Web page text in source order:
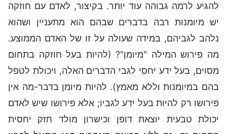
להגיע לרמה גבוהה עוד יותר. בקיצור, לאדם עם חוזקה
יש מיומנות רבה בדברים שבהם הוא מתעניין ושהוא
נלהב לגביהם, במידה שעולה על זו של האדם הממוצע.
מה פירוש המילה "מיומן"? (להיות בעל חוזקה בתחום
מסוים, בעל ידע יחסי לגבי הדברים האלה, ויכולת לטפל
בהם במיומנות וללא מאמץ). להיות מיומן בדבר-מה אין
פירושו רק להיות בעל ידע לגביו; אלא פירושו שיש לאדם
יכולת טבעית יוצאת דופן וכישרון מולד חזק יחסית